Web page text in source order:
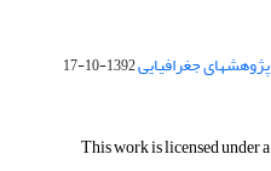
1392-10-17
This work is licensed under a